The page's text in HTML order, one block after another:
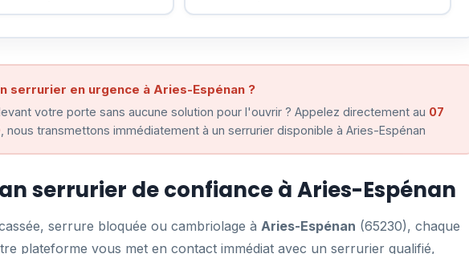
serrurier en urgence à Aries-Espénan ?
votre porte sans aucune solution pour l'ouvrir ? Appelez directement au 07
, nous transmettons immédiatement à un serrurier disponible à Aries-Espénan
serrurier de confiance à Aries-Espénan
serrure bloquée ou cambriolage à Aries-Espénan (65230), chaque
plateforme vous met en contact immédiat avec un serrurier qualifié,